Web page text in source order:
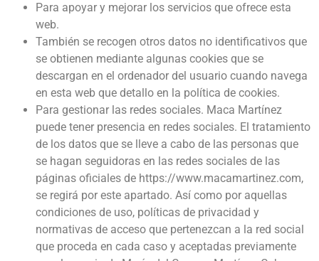
Para apoyar y mejorar los servicios que ofrece esta
web.
También se recogen otros datos no identificativos que
se obtienen mediante algunas cookies que se
descargan en el ordenador del usuario cuando navega
en esta web que detallo en la política de cookies.
Para gestionar las redes sociales. Maca Martínez
puede tener presencia en redes sociales. El tratamiento
de los datos que se lleve a cabo de las personas que
se hagan seguidoras en las redes sociales de las
páginas oficiales de https://www.macamartinez.com,
se regirá por este apartado. Así como por aquellas
condiciones de uso, políticas de privacidad y
normativas de acceso que pertenezcan a la red social
que proceda en cada caso y aceptadas previamente